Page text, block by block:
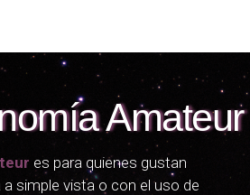
Amateur
es para quienes gustan
a simple vista o con el uso de